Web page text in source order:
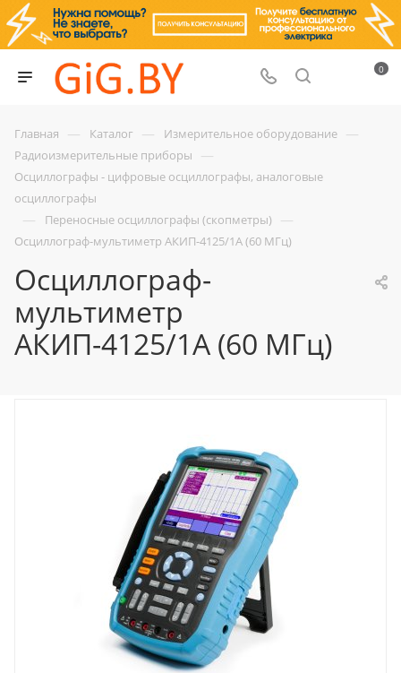
0
Главная — Каталог — Измерительное оборудование —
Радиоизмерительные приборы —
Осциллографы - цифровые осциллографы, аналоговые
осциллографы
— Переносные осциллографы (скопметры) —
Осциллограф-мультиметр АКИП-4125/1А (60 МГц)
Осциллограф-
мультиметр
АКИП-4125/1А (60 МГц)